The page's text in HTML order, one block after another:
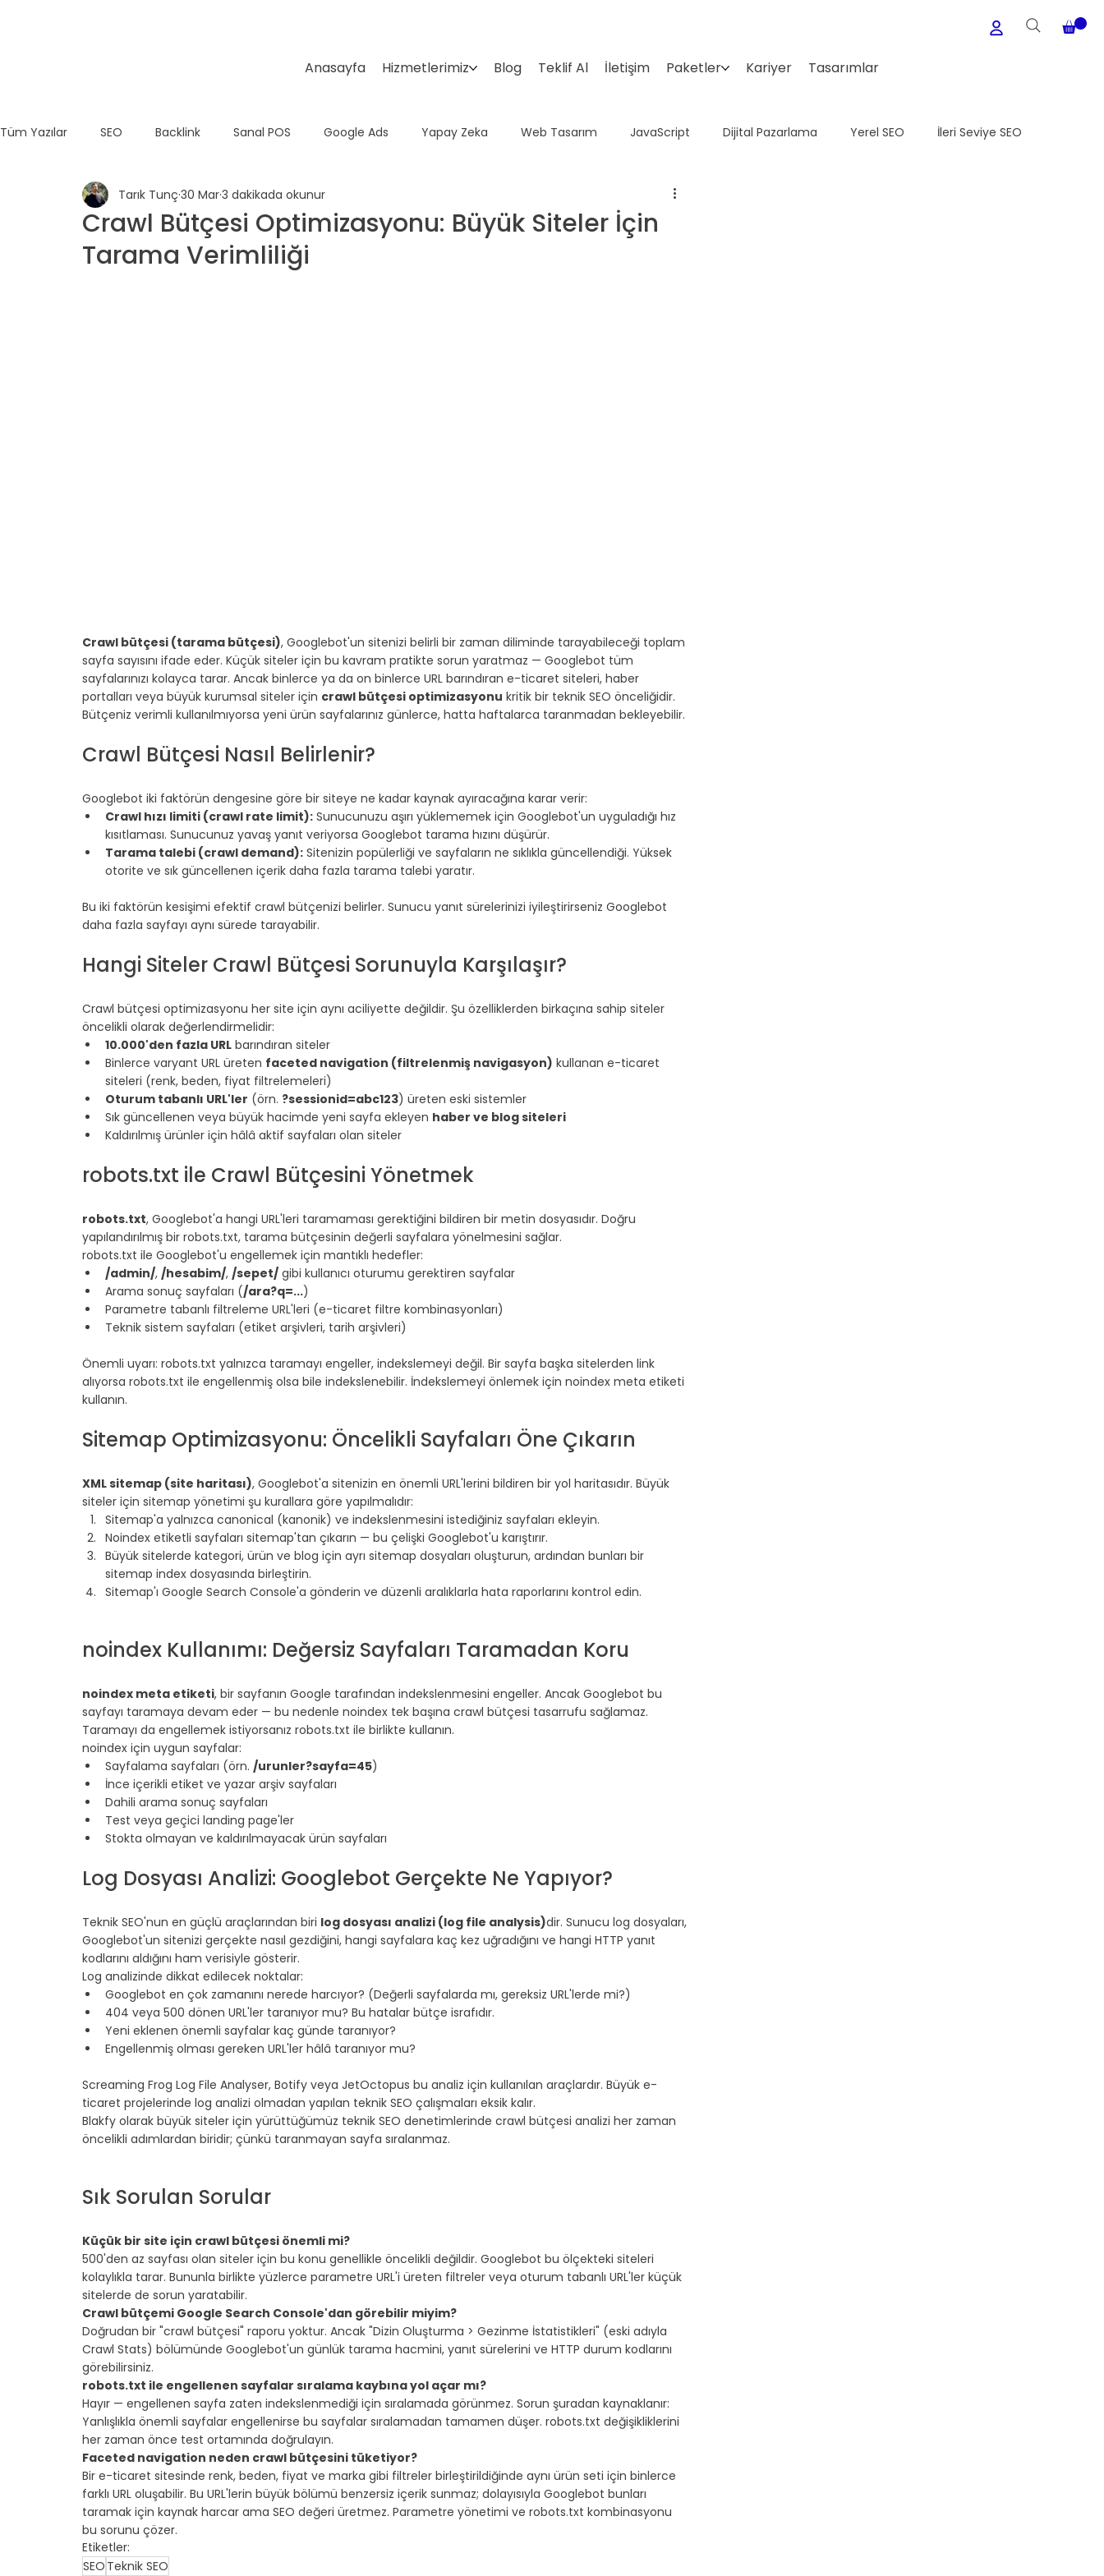
Anasayfa Hizmetlerimiz Blog Teklif Al İletişim Paketler Kariyer Tasarımlar
Tüm Yazılar SEO Backlink Sanal POS Google Ads Yapay Zeka Web Tasarım JavaScript Dijital Pazarlama Yerel SEO İleri Seviye SEO
Temel SEO E-Ticaret Teknik SEO Wix
Crawl Bütçesi Optimizasyonu: Büyük Siteler İçin
Tarama Verimliliği
Tarık Tunç 30 Mar3 dakikada okunur
Crawl bütçesi (tarama bütçesi), Googlebot'un sitenizi belirli bir zaman diliminde tarayabileceği toplam
sayfa sayısını ifade eder. Küçük siteler için bu kavram pratikte sorun yaratmaz — Googlebot tüm
sayfalarınızı kolayca tarar. Ancak binlerce ya da on binlerce URL barındıran e-ticaret siteleri, haber
portalları veya büyük kurumsal siteler için crawl bütçesi optimizasyonu kritik bir teknik SEO önceliğidir.
Bütçeniz verimli kullanılmıyorsa yeni ürün sayfalarınız günlerce, hatta haftalarca taranmadan bekleyebilir.
Crawl Bütçesi Nasıl Belirlenir?
Googlebot iki faktörün dengesine göre bir siteye ne kadar kaynak ayıracağına karar verir:
Crawl hızı limiti (crawl rate limit): Sunucunuzu aşırı yüklememek için Googlebot'un uyguladığı hız
kısıtlaması. Sunucunuz yavaş yanıt veriyorsa Googlebot tarama hızını düşürür.
Tarama talebi (crawl demand): Sitenizin popülerliği ve sayfaların ne sıklıkla güncellendiği. Yüksek
otorite ve sık güncellenen içerik daha fazla tarama talebi yaratır.
Bu iki faktörün kesişimi efektif crawl bütçenizi belirler. Sunucu yanıt sürelerinizi iyileştirirseniz Googlebot
daha fazla sayfayı aynı sürede tarayabilir.
Hangi Siteler Crawl Bütçesi Sorunuyla Karşılaşır?
Crawl bütçesi optimizasyonu her site için aynı aciliyette değildir. Şu özelliklerden birkaçına sahip siteler
öncelikli olarak değerlendirmelidir:
10.000'den fazla URL barındıran siteler
Binlerce varyant URL üreten faceted navigation (filtrelenmiş navigasyon) kullanan e-ticaret
siteleri (renk, beden, fiyat filtrelemeleri)
Oturum tabanlı URL'ler (örn. ?sessionid=abc123) üreten eski sistemler
Sık güncellenen veya büyük hacimde yeni sayfa ekleyen haber ve blog siteleri
Kaldırılmış ürünler için hâlâ aktif sayfaları olan siteler
robots.txt ile Crawl Bütçesini Yönetmek
robots.txt, Googlebot'a hangi URL'leri taramaması gerektiğini bildiren bir metin dosyasıdır. Doğru
yapılandırılmış bir robots.txt, tarama bütçesinin değerli sayfalara yönelmesini sağlar.
robots.txt ile Googlebot'u engellemek için mantıklı hedefler:
/admin/, /hesabim/, /sepet/ gibi kullanıcı oturumu gerektiren sayfalar
Arama sonuç sayfaları (/ara?q=...)
Parametre tabanlı filtreleme URL'leri (e-ticaret filtre kombinasyonları)
Teknik sistem sayfaları (etiket arşivleri, tarih arşivleri)
Önemli uyarı: robots.txt yalnızca taramayı engeller, indekslemeyi değil. Bir sayfa başka sitelerden link
alıyorsa robots.txt ile engellenmiş olsa bile indekslenebilir. İndekslemeyi önlemek için noindex meta etiketi
kullanın.
Sitemap Optimizasyonu: Öncelikli Sayfaları Öne Çıkarın
XML sitemap (site haritası), Googlebot'a sitenizin en önemli URL'lerini bildiren bir yol haritasıdır. Büyük
siteler için sitemap yönetimi şu kurallara göre yapılmalıdır:
Sitemap'a yalnızca canonical (kanonik) ve indekslenmesini istediğiniz sayfaları ekleyin.
Noindex etiketli sayfaları sitemap'tan çıkarın — bu çelişki Googlebot'u karıştırır.
Büyük sitelerde kategori, ürün ve blog için ayrı sitemap dosyaları oluşturun, ardından bunları bir
sitemap index dosyasında birleştirin.
Sitemap'ı Google Search Console'a gönderin ve düzenli aralıklarla hata raporlarını kontrol edin.
noindex Kullanımı: Değersiz Sayfaları Taramadan Koru
noindex meta etiketi, bir sayfanın Google tarafından indekslenmesini engeller. Ancak Googlebot bu
sayfayı taramaya devam eder — bu nedenle noindex tek başına crawl bütçesi tasarrufu sağlamaz.
Taramayı da engellemek istiyorsanız robots.txt ile birlikte kullanın.
noindex için uygun sayfalar:
Sayfalama sayfaları (örn. /urunler?sayfa=45)
İnce içerikli etiket ve yazar arşiv sayfaları
Dahili arama sonuç sayfaları
Test veya geçici landing page'ler
Stokta olmayan ve kaldırılmayacak ürün sayfaları⠀
Log Dosyası Analizi: Googlebot Gerçekte Ne Yapıyor?
Teknik SEO'nun en güçlü araçlarından biri log dosyası analizi (log file analysis)dir. Sunucu log dosyaları,
Googlebot'un sitenizi gerçekte nasıl gezdiğini, hangi sayfalara kaç kez uğradığını ve hangi HTTP yanıt
kodlarını aldığını ham verisiyle gösterir.
Log analizinde dikkat edilecek noktalar:
Googlebot en çok zamanını nerede harcıyor? (Değerli sayfalarda mı, gereksiz URL'lerde mi?)
404 veya 500 dönen URL'ler taranıyor mu? Bu hatalar bütçe israfıdır.
Yeni eklenen önemli sayfalar kaç günde taranıyor?
Engellenmiş olması gereken URL'ler hâlâ taranıyor mu?
Screaming Frog Log File Analyser, Botify veya JetOctopus bu analiz için kullanılan araçlardır. Büyük e-
ticaret projelerinde log analizi olmadan yapılan teknik SEO çalışmaları eksik kalır.
Blakfy olarak büyük siteler için yürüttüğümüz teknik SEO denetimlerinde crawl bütçesi analizi her zaman
öncelikli adımlardan biridir; çünkü taranmayan sayfa sıralanmaz.
Sık Sorulan Sorular
Küçük bir site için crawl bütçesi önemli mi?
500'den az sayfası olan siteler için bu konu genellikle öncelikli değildir. Googlebot bu ölçekteki siteleri
kolaylıkla tarar. Bununla birlikte yüzlerce parametre URL'i üreten filtreler veya oturum tabanlı URL'ler küçük
sitelerde de sorun yaratabilir.
Crawl bütçemi Google Search Console'dan görebilir miyim?
Doğrudan bir "crawl bütçesi" raporu yoktur. Ancak "Dizin Oluşturma > Gezinme İstatistikleri" (eski adıyla
Crawl Stats) bölümünde Googlebot'un günlük tarama hacmini, yanıt sürelerini ve HTTP durum kodlarını
görebilirsiniz.
robots.txt ile engellenen sayfalar sıralama kaybına yol açar mı?
Hayır — engellenen sayfa zaten indekslenmediği için sıralamada görünmez. Sorun şuradan kaynaklanır:
Yanlışlıkla önemli sayfalar engellenirse bu sayfalar sıralamadan tamamen düşer. robots.txt değişikliklerini
her zaman önce test ortamında doğrulayın.
Faceted navigation neden crawl bütçesini tüketiyor?
Bir e-ticaret sitesinde renk, beden, fiyat ve marka gibi filtreler birleştirildiğinde aynı ürün seti için binlerce
farklı URL oluşabilir. Bu URL'lerin büyük bölümü benzersiz içerik sunmaz; dolayısıyla Googlebot bunları
taramak için kaynak harcar ama SEO değeri üretmez. Parametre yönetimi ve robots.txt kombinasyonu
bu sorunu çözer.
Etiketler:
SEO Teknik SEO